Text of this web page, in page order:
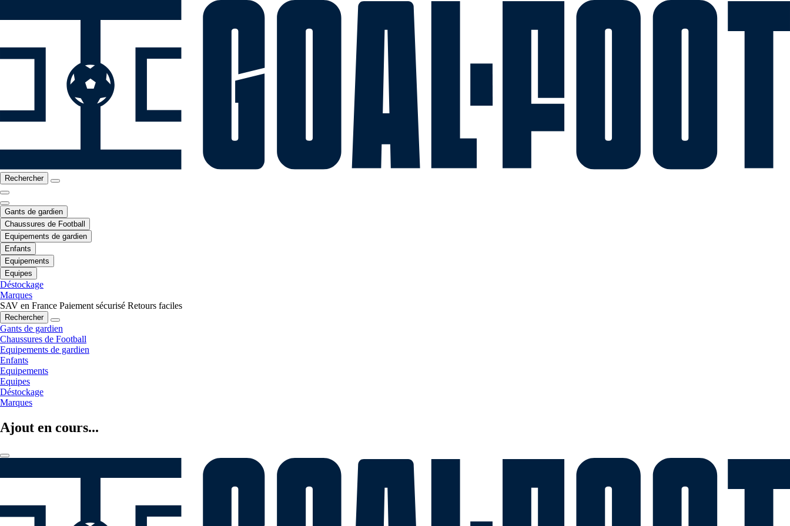
Rechercher
Gants de gardien
Chaussures de Football
Equipements de gardien
Enfants
Equipements
Equipes
Déstockage
Marques
SAV en France Paiement sécurisé Retours faciles
Rechercher
Gants de gardien
Chaussures de Football
Equipements de gardien
Enfants
Equipements
Equipes
Déstockage
Marques
Ajout en cours...